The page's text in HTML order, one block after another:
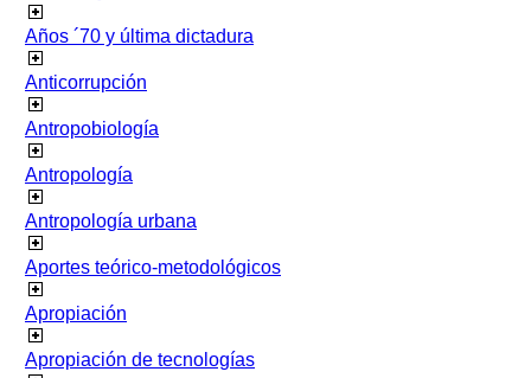
Años ´70 y última dictadura
Anticorrupción
Antropobiología
Antropología
Antropología urbana
Aportes teórico-metodológicos
Apropiación
Apropiación de tecnologías